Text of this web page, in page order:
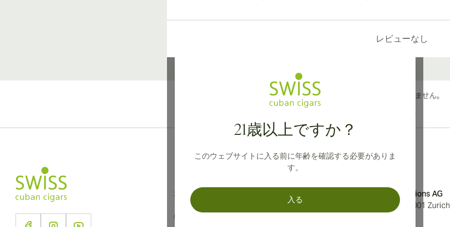
レビューなし
21歳以上ですか？
このウェブサイトに入る前に年齢を確認する必要がありま
す。
入る
カナダ、英国、オーストラリアへの国際配送が可能です。
Aromatica Distributions AG
Löwenstrasse 20, 8001 Zurich
インフォメーション
利用規約
プライバシーポリシー
特定商取引法に基づく表記